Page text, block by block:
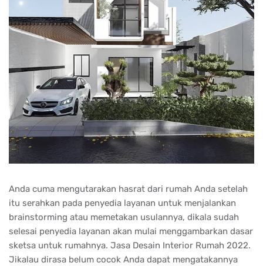
Anda cuma mengutarakan hasrat dari rumah Anda setelah
itu serahkan pada penyedia layanan untuk menjalankan
brainstorming atau memetakan usulannya, dikala sudah
selesai penyedia layanan akan mulai menggambarkan dasar
sketsa untuk rumahnya. Jasa Desain Interior Rumah 2022.
Jikalau dirasa belum cocok Anda dapat mengatakannya